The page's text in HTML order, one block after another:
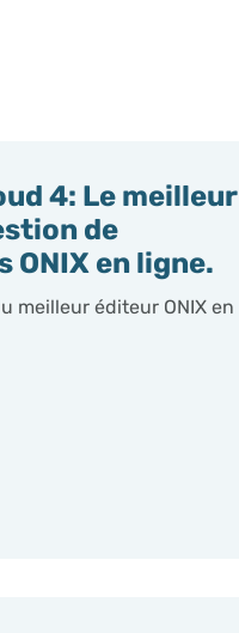
4: Le meilleur
de
ONIX en ligne.
meilleur éditeur ONIX en